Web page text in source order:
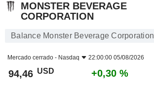
MONSTER BEVERAGE
CORPORATION
Balance Monster Beverage Corporation
Mercado cerrado - Nasdaq 22:00:00 05/08/2026
94,46 USD +0,30 %